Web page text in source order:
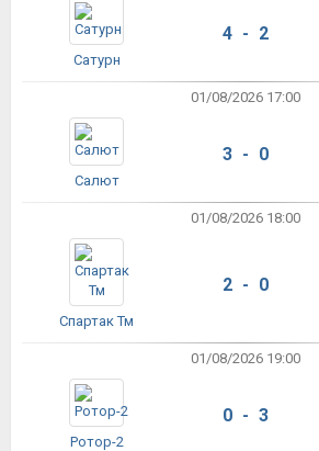
Сатурн
4 - 2
01/08/2026 17:00
Салют
3 - 0
01/08/2026 18:00
Спартак Тм
2 - 0
01/08/2026 19:00
Ротор-2
0 - 3